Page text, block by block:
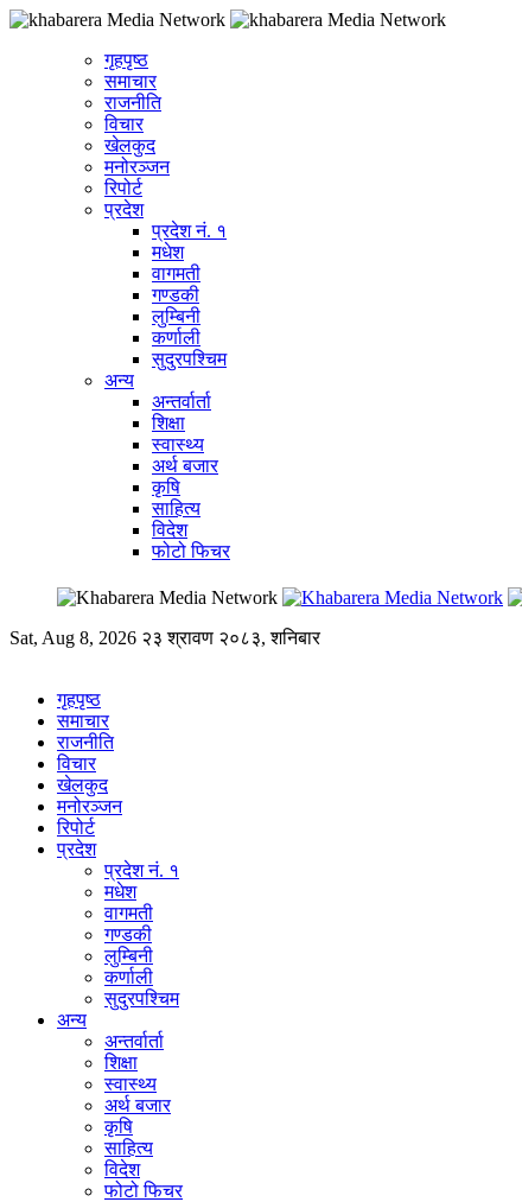
गृहपृष्ठ
समाचार
राजनीति
विचार
खेलकुद
मनोरञ्जन
रिपोर्ट
प्रदेश
प्रदेश नं. १
मधेश
वागमती
गण्डकी
लुम्बिनी
कर्णाली
सुदुरपश्चिम
अन्य
अन्तर्वार्ता
शिक्षा
स्वास्थ्य
अर्थ बजार
कृषि
साहित्य
विदेश
फोटो फिचर
Sat, Aug 8, 2026 २३ श्रावण २०८३, शनिबार
गृहपृष्ठ
समाचार
राजनीति
विचार
खेलकुद
मनोरञ्जन
रिपोर्ट
प्रदेश
प्रदेश नं. १
मधेश
वागमती
गण्डकी
लुम्बिनी
कर्णाली
सुदुरपश्चिम
अन्य
अन्तर्वार्ता
शिक्षा
स्वास्थ्य
अर्थ बजार
कृषि
साहित्य
विदेश
फोटो फिचर